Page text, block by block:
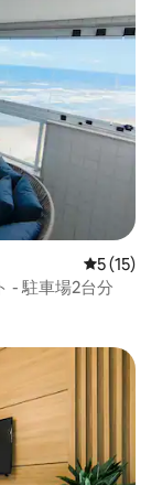
レビュー
5 (15)
- 駐車場2台分